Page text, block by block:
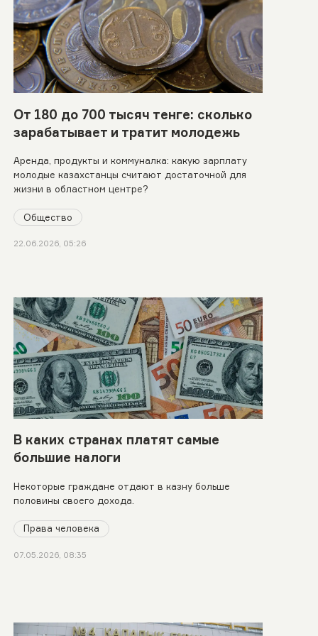
От 180 до 700 тысяч тенге: сколько
зарабатывает и тратит молодежь
Аренда, продукты и коммуналка: какую зарплату
молодые казахстанцы считают достаточной для
жизни в областном центре?
Общество
22.06.2026, 05:26
В каких странах платят самые
большие налоги
Некоторые граждане отдают в казну больше
половины своего дохода.
Права человека
07.05.2026, 08:35